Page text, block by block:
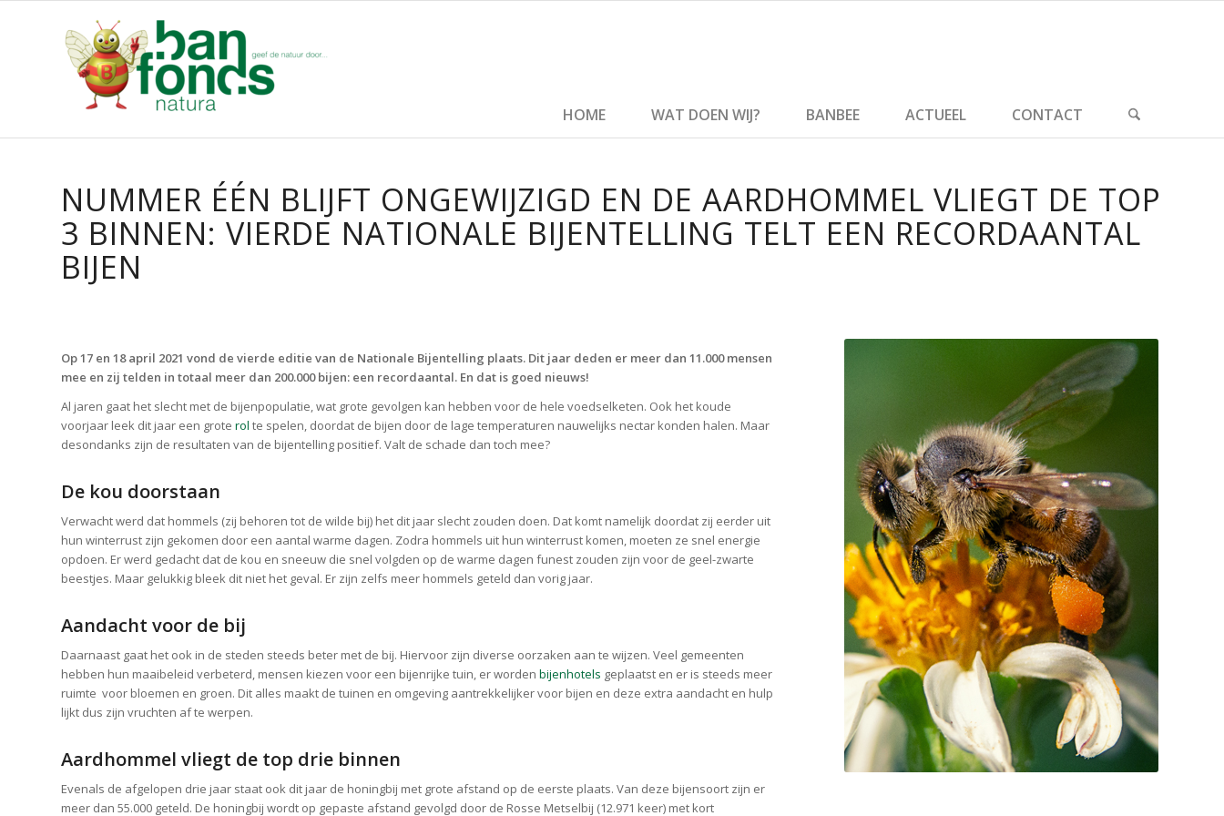
HOME WAT DOEN WIJ? BANBEE ACTUEEL CONTACT
NUMMER ÉÉN BLIJFT ONGEWIJZIGD EN DE AARDHOMMEL VLIEGT DE TOP
3 BINNEN: VIERDE NATIONALE BIJENTELLING TELT EEN RECORDAANTAL
BIJEN
Op 17 en 18 april 2021 vond de vierde editie van de Nationale Bijentelling plaats. Dit jaar deden er meer dan 11.000 mensen
mee en zij telden in totaal meer dan 200.000 bijen: een recordaantal. En dat is goed nieuws!
Al jaren gaat het slecht met de bijenpopulatie, wat grote gevolgen kan hebben voor de hele voedselketen. Ook het koude
voorjaar leek dit jaar een grote rol te spelen, doordat de bijen door de lage temperaturen nauwelijks nectar konden halen. Maar
desondanks zijn de resultaten van de bijentelling positief. Valt de schade dan toch mee?
De kou doorstaan
Verwacht werd dat hommels (zij behoren tot de wilde bij) het dit jaar slecht zouden doen. Dat komt namelijk doordat zij eerder uit
hun winterrust zijn gekomen door een aantal warme dagen. Zodra hommels uit hun winterrust komen, moeten ze snel energie
opdoen. Er werd gedacht dat de kou en sneeuw die snel volgden op de warme dagen funest zouden zijn voor de geel-zwarte
beestjes. Maar gelukkig bleek dit niet het geval. Er zijn zelfs meer hommels geteld dan vorig jaar.
Aandacht voor de bij
Daarnaast gaat het ook in de steden steeds beter met de bij. Hiervoor zijn diverse oorzaken aan te wijzen. Veel gemeenten
hebben hun maaibeleid verbeterd, mensen kiezen voor een bijenrijke tuin, er worden bijenhotels geplaatst en er is steeds meer
ruimte voor bloemen en groen. Dit alles maakt de tuinen en omgeving aantrekkelijker voor bijen en deze extra aandacht en hulp
lijkt dus zijn vruchten af te werpen.
Aardhommel vliegt de top drie binnen
Evenals de afgelopen drie jaar staat ook dit jaar de honingbij met grote afstand op de eerste plaats. Van deze bijensoort zijn er
meer dan 55.000 geteld. De honingbij wordt op gepaste afstand gevolgd door de Rosse Metselbij (12.971 keer) met kort